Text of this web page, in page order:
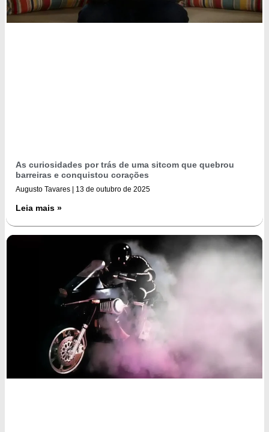
As curiosidades por trás de uma sitcom que quebrou
barreiras e conquistou corações
Augusto Tavares 13 de outubro de 2025
Leia mais »